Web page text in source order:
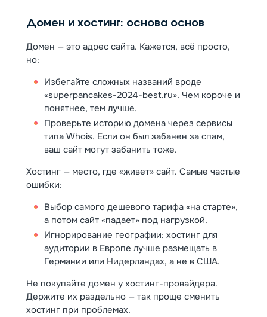
Домен и хостинг: основа основ
Домен — это адрес сайта. Кажется, всё просто,
но:
Избегайте сложных названий вроде
«superpancakes-2024-best.ru». Чем короче и
понятнее, тем лучше.
Проверьте историю домена через сервисы
типа Whois. Если он был забанен за спам,
ваш сайт могут забанить тоже.
Хостинг — место, где «живет» сайт. Самые частые
ошибки:
Выбор самого дешевого тарифа «на старте»,
а потом сайт «падает» под нагрузкой.
Игнорирование географии: хостинг для
аудитории в Европе лучше размещать в
Германии или Нидерландах, а не в США.
Не покупайте домен у хостинг-провайдера.
Держите их раздельно — так проще сменить
хостинг при проблемах.